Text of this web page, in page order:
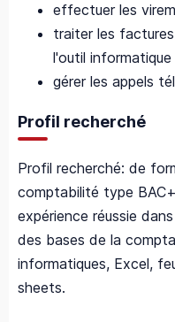
effectuer les
traiter les
l'outil informatique
gérer les appels
Profil recherché
Profil recherché: de
comptabilité type
expérience réussie
des bases de la
informatiques, Excel,
sheets.